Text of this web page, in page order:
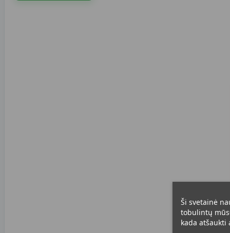
Ši svetainė
tobulintų
kada atšaukti